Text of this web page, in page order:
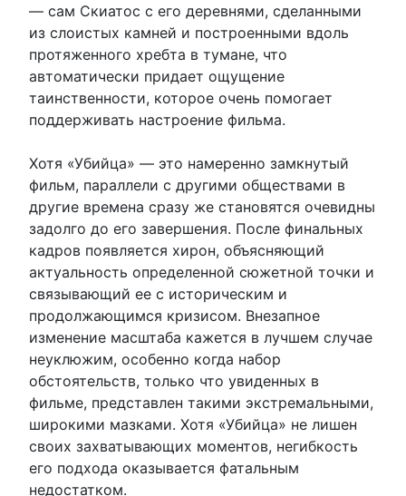
— сам Скиатос с его деревнями, сделанными
из слоистых камней и построенными вдоль
протяженного хребта в тумане, что
автоматически придает ощущение
таинственности, которое очень помогает
поддерживать настроение фильма.
Хотя «Убийца» — это намеренно замкнутый
фильм, параллели с другими обществами в
другие времена сразу же становятся очевидны
задолго до его завершения. После финальных
кадров появляется хирон, объясняющий
актуальность определенной сюжетной точки и
связывающий ее с историческим и
продолжающимся кризисом. Внезапное
изменение масштаба кажется в лучшем случае
неуклюжим, особенно когда набор
обстоятельств, только что увиденных в
фильме, представлен такими экстремальными,
широкими мазками. Хотя «Убийца» не лишен
своих захватывающих моментов, негибкость
его подхода оказывается фатальным
недостатком.